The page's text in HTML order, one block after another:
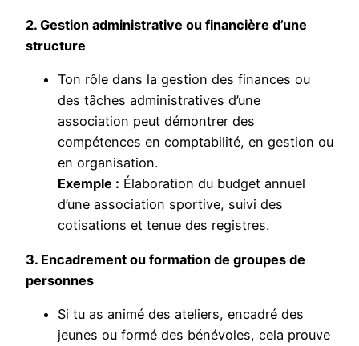
2. Gestion administrative ou financière d’une
structure
Ton rôle dans la gestion des finances ou
des tâches administratives d’une
association peut démontrer des
compétences en comptabilité, en gestion ou
en organisation.
Exemple : Élaboration du budget annuel
d’une association sportive, suivi des
cotisations et tenue des registres.
3. Encadrement ou formation de groupes de
personnes
Si tu as animé des ateliers, encadré des
jeunes ou formé des bénévoles, cela prouve